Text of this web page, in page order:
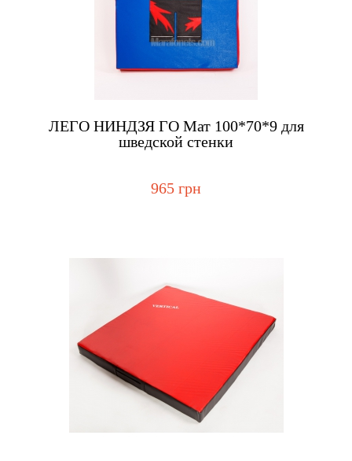
ЛЕГО НИНДЗЯ ГО Мат 100*70*9 для
шведской стенки
965 грн